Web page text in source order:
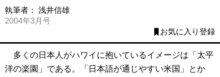
執筆者： 浅井信雄
2004年3月号
お気に入り登録
多くの日本人がハワイに抱いているイメージは「太平
洋の楽園」である。「日本語が通じやすい米国」とか